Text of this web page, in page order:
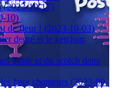
(2023-10-17)
10)
de fleur ! (2023-10-03)
degré et le ketchup
Tapie et du scotch dans
faux chanteurs (2023-09-